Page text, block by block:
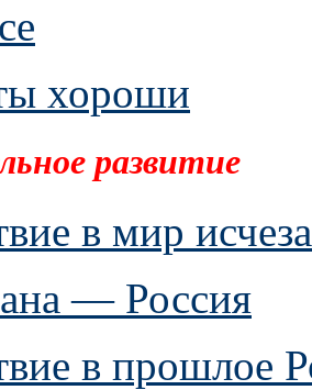
хороши
развитие
в мир
— Россия
в прошлое